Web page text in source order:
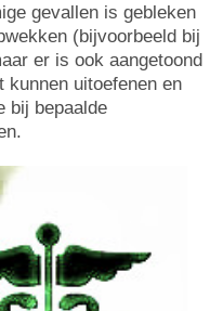
gevallen is gebleken
(bijvoorbeeld bij
er is ook aangetoond
kunnen uitoefenen en
bij bepaalde